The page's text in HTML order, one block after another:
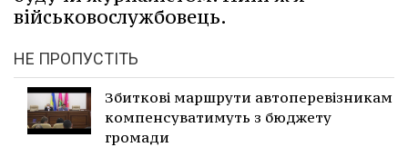
військовослужбовець.
НЕ ПРОПУСТІТЬ
Збиткові маршрути автоперевізникам
компенсуватимуть з бюджету
громади